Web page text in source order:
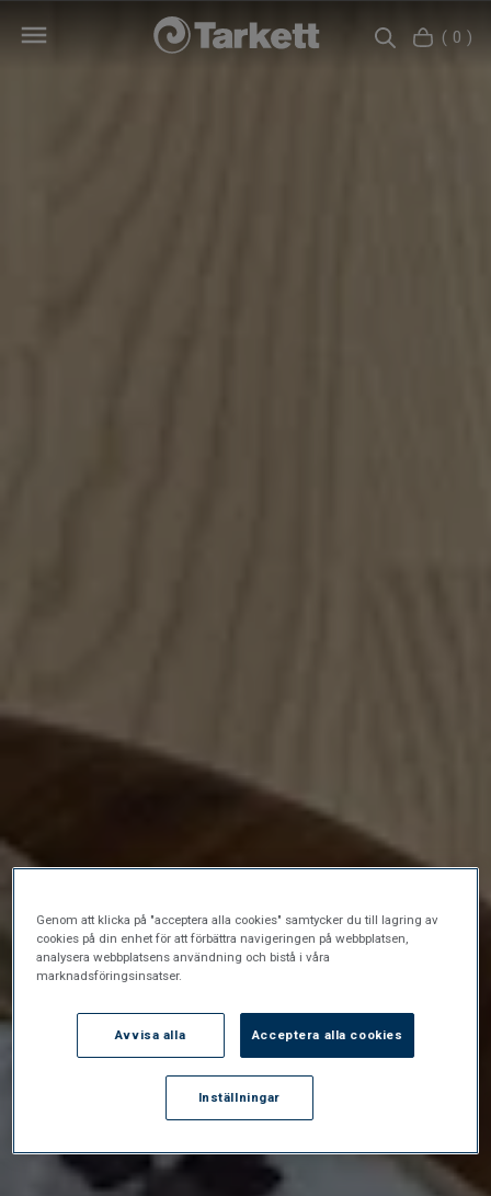
( 0 )
Genom att klicka på "acceptera alla cookies" samtycker du till lagring av
cookies på din enhet för att förbättra navigeringen på webbplatsen,
analysera webbplatsens användning och bistå i våra
marknadsföringsinsatser.
Avvisa alla Acceptera alla cookies
Inställningar